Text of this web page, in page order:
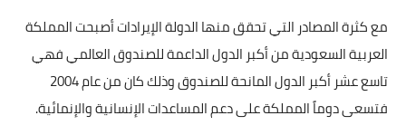
مع كثرة المصادر التي تحقق منها الدولة الإيرادات أصبحت المملكة
العربية السعودية من أكبر الدول الداعمة للصندوق العالمي فهي
تاسع عشر أكبر الدول المانحة للصندوق وذلك كان من عام 2004
فتسعى دوماً المملكة على دعم المساعدات الإنسانية والإنمائية.